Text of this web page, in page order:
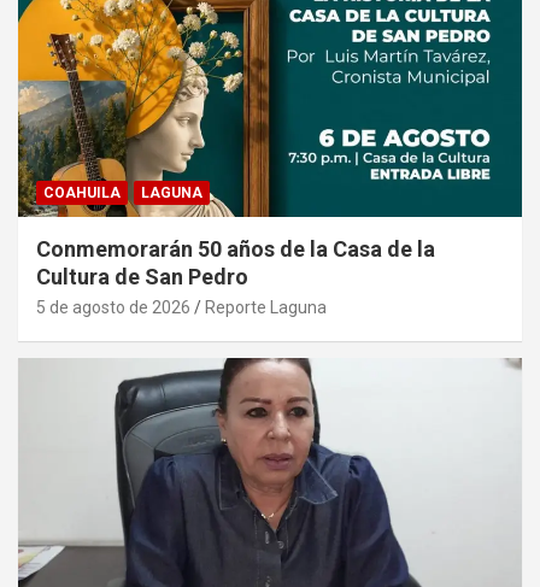
COAHUILA LAGUNA
Conmemorarán 50 años de la Casa de la
Cultura de San Pedro
5 de agosto de 2026 Reporte Laguna